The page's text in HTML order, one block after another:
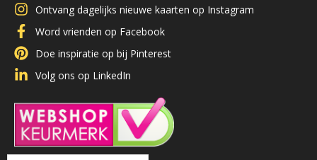
Ontvang dagelijks nieuwe kaarten op Instagram
Word vrienden op Facebook
Doe inspiratie op bij Pinterest
Volg ons op LinkedIn